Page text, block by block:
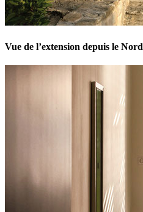
Vue de l’extension depuis le Nord